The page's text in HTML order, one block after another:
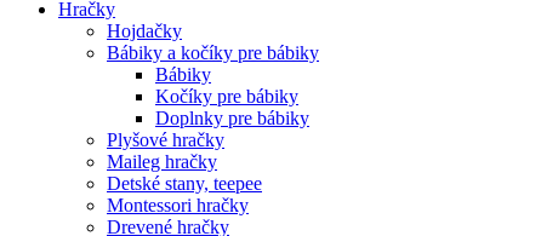
Hračky
Hojdačky
Bábiky a kočíky pre bábiky
Bábiky
Kočíky pre bábiky
Doplnky pre bábiky
Plyšové hračky
Maileg hračky
Detské stany, teepee
Montessori hračky
Drevené hračky